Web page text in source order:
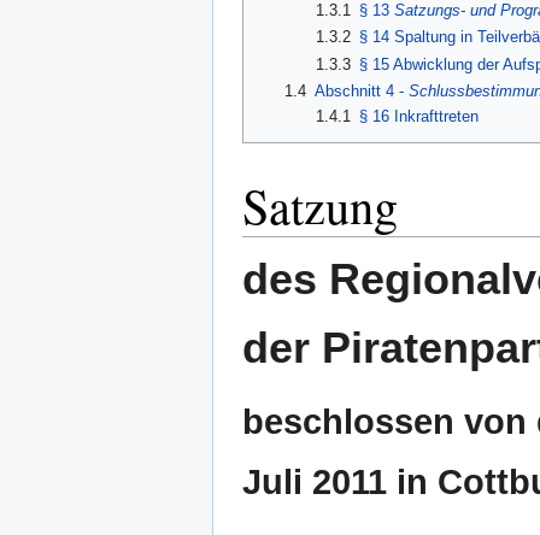
1.3.1 § 13Satzungs- und
1.3.2 § 14 Spaltung in
1.3.3 § 15 Abwicklung der
1.4 Abschnitt 4 -
1.4.1 § 16 Inkrafttreten
Satzung
des
der
beschlossen
Juli 2011 in